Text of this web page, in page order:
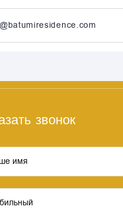
звонок
имя